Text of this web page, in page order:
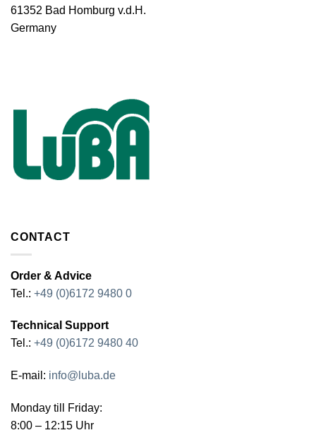
61352 Bad Homburg v.d.H.
Germany
CONTACT
Order & Advice
Tel.: +49 (0)6172 9480 0
Technical Support
Tel.: +49 (0)6172 9480 40
E-mail: info@luba.de
Monday till Friday:
8:00 – 12:15 Uhr